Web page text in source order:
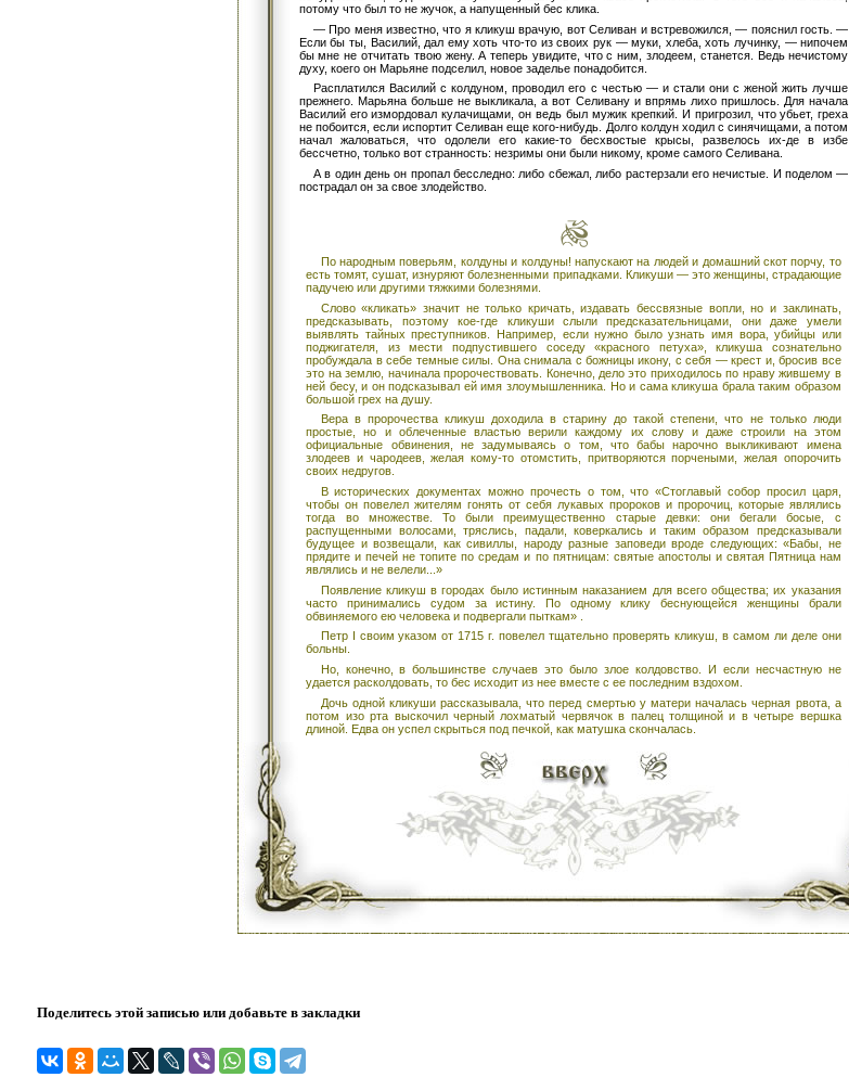
потому что был то не жучок, а напущенный бес клика.
— Про меня известно, что я кликуш врачую, вот Селиван и встревожился, — пояснил гость. —
Если бы ты, Василий, дал ему хоть что-то из своих рук — муки, хлеба, хоть лучинку, — нипочем
бы мне не отчитать твою жену. А теперь увидите, что с ним, злодеем, станется. Ведь нечистому
духу, коего он Марьяне подселил, новое заделье понадобится.
Расплатился Василий с колдуном, проводил его с честью — и стали они с женой жить лучше
прежнего. Марьяна больше не выкликала, а вот Селивану и впрямь лихо пришлось. Для начала
Василий его измордовал кулачищами, он ведь был мужик крепкий. И пригрозил, что убьет, греха
не побоится, если испортит Селиван еще кого-нибудь. Долго колдун ходил с синячищами, а потом
начал жаловаться, что одолели его какие-то бесхвостые крысы, развелось их-де в избе
бессчетно, только вот странность: незримы они были никому, кроме самого Селивана.
А в один день он пропал бесследно: либо сбежал, либо растерзали его нечистые. И поделом —
пострадал он за свое злодейство.
По народным поверьям, колдуны и колдуны! напускают на людей и домашний скот порчу, то
есть томят, сушат, изнуряют болезненными припадками. Кликуши — это женщины, страдающие
падучею или другими тяжкими болезнями.
Слово «кликать» значит не только кричать, издавать бессвязные вопли, но и заклинать,
предсказывать, поэтому кое-где кликуши слыли предсказательницами, они даже умели
выявлять тайных преступников. Например, если нужно было узнать имя вора, убийцы или
поджигателя, из мести подпустившего соседу «красного петуха», кликуша сознательно
пробуждала в себе темные силы. Она снимала с божницы икону, с себя — крест и, бросив все
это на землю, начинала пророчествовать. Конечно, дело это приходилось по нраву жившему в
ней бесу, и он подсказывал ей имя злоумышленника. Но и сама кликуша брала таким образом
большой грех на душу.
Вера в пророчества кликуш доходила в старину до такой степени, что не только люди
простые, но и облеченные властью верили каждому их слову и даже строили на этом
официальные обвинения, не задумываясь о том, что бабы нарочно выкликивают имена
злодеев и чародеев, желая кому-то отомстить, притворяются порчеными, желая опорочить
своих недругов.
В исторических документах можно прочесть о том, что «Стоглавый собор просил царя,
чтобы он повелел жителям гонять от себя лукавых пророков и пророчиц, которые являлись
тогда во множестве. То были преимущественно старые девки: они бегали босые, с
распущенными волосами, тряслись, падали, коверкались и таким образом предсказывали
будущее и возвещали, как сивиллы, народу разные заповеди вроде следующих: «Бабы, не
прядите и печей не топите по средам и по пятницам: святые апостолы и святая Пятница нам
являлись и не велели...»
Появление кликуш в городах было истинным наказанием для всего общества; их указания
часто принимались судом за истину. По одному клику беснующейся женщины брали
обвиняемого ею человека и подвергали пыткам» .
Петр I своим указом от 1715 г. повелел тщательно проверять кликуш, в самом ли деле они
больны.
Но, конечно, в большинстве случаев это было злое колдовство. И если несчастную не
удается расколдовать, то бес исходит из нее вместе с ее последним вздохом.
Дочь одной кликуши рассказывала, что перед смертью у матери началась черная рвота, а
потом изо рта выскочил черный лохматый червячок в палец толщиной и в четыре вершка
длиной. Едва он успел скрыться под печкой, как матушка скончалась.
Поделитесь этой записью или добавьте в закладки